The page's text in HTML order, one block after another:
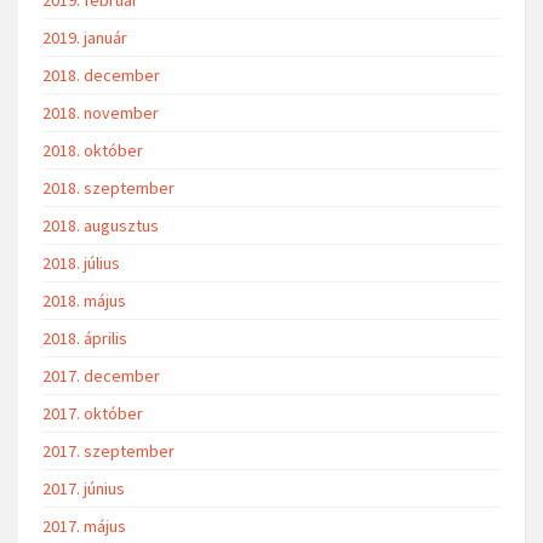
2019. január
2018. december
2018. november
2018. október
2018. szeptember
2018. augusztus
2018. július
2018. május
2018. április
2017. december
2017. október
2017. szeptember
2017. június
2017. május